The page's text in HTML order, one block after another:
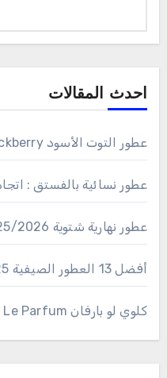
احدث المقالات
عطور التوت الأسود Blackberry تُرحب بقدوم الخريف
عطور نسائية بالفستق :
عطور نهارية شتوية 2025/2026
أفضل 13 العطور الصيفية 2025
كلوي لو بارفان Chloe Signature Le Parfum